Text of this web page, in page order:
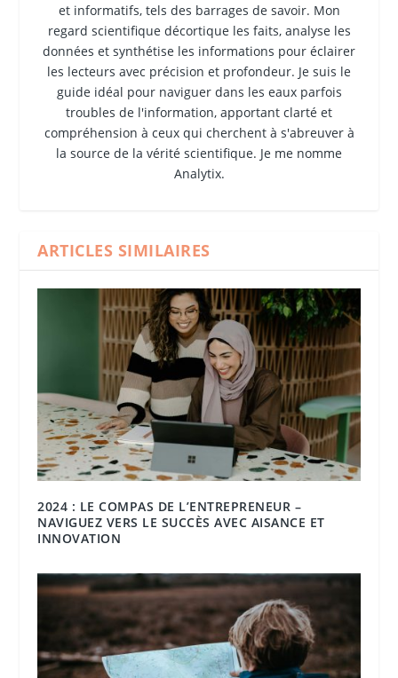
et informatifs, tels des barrages de savoir. Mon
regard scientifique décortique les faits, analyse les
données et synthétise les informations pour éclairer
les lecteurs avec précision et profondeur. Je suis le
guide idéal pour naviguer dans les eaux parfois
troubles de l'information, apportant clarté et
compréhension à ceux qui cherchent à s'abreuver à
la source de la vérité scientifique. Je me nomme
Analytix.
ARTICLES SIMILAIRES
2024 : LE COMPAS DE L’ENTREPRENEUR –
NAVIGUEZ VERS LE SUCCÈS AVEC AISANCE ET
INNOVATION